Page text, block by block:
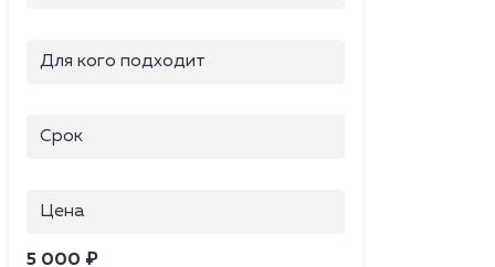
Для кого подходит
Срок
Цена
5 000 ₽